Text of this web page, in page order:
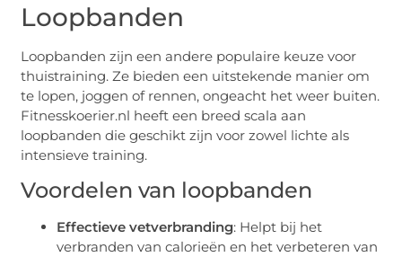
Loopbanden
Loopbanden zijn een andere populaire keuze voor
thuistraining. Ze bieden een uitstekende manier om
te lopen, joggen of rennen, ongeacht het weer buiten.
Fitnesskoerier.nl heeft een breed scala aan
loopbanden die geschikt zijn voor zowel lichte als
intensieve training.
Voordelen van loopbanden
Effectieve vetverbranding: Helpt bij het
verbranden van calorieën en het verbeteren van